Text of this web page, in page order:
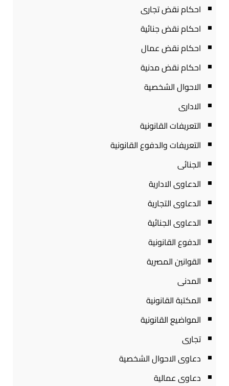
احكام نقض تجارى
احكام نقض جنائية
احكام نقض عمال
احكام نقض مدنية
الاحوال الشخصية
الادارى
التعريفات القانونية
التعريفات والدفوع القانونية
الجنائى
الدعاوى الادارية
الدعاوى التجارية
الدعاوى الجنائية
الدفوع القانونية
القوانين المصرية
المدنى
المكتبة القانونية
المواضيع القانونية
تجارى
دعاوى الاحوال الشخصية
دعاوى عمالية